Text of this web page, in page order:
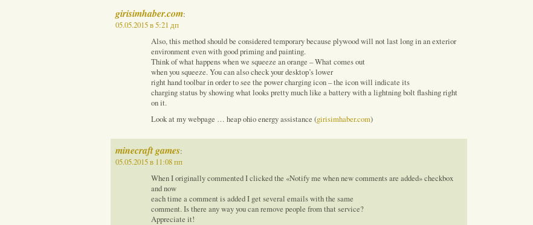
girisimhaber.com:
05.05.2015 в 5:21 дп
Also, this method should be considered temporary because plywood will not last long in an exterior
environment even with good priming and painting.
Think of what happens when we squeeze an orange – What comes out
when you squeeze. You can also check your desktop’s lower
right hand toolbar in order to see the power charging icon – the icon will indicate its
charging status by showing what looks pretty much like a battery with a lightning bolt flashing right
on it.
Look at my webpage … heap ohio energy assistance (girisimhaber.com)
minecraft games:
05.05.2015 в 11:08 пп
When I originally commented I clicked the «Notify me when new comments are added» checkbox
and now
each time a comment is added I get several emails with the same
comment. Is there any way you can remove people from that service?
Appreciate it!